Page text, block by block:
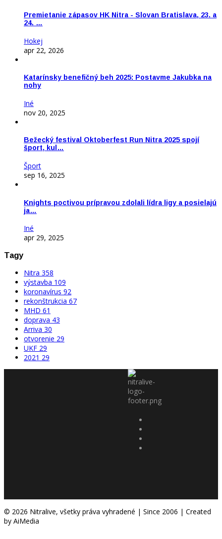
Premietanie zápasov HK Nitra - Slovan Bratislava, 23. a
24. …
Hokej
apr 22, 2026
Katarínsky benefičný beh 2025: Postavme Jakubka na
nohy
Iné
nov 20, 2025
Bežecký festival Oktoberfest Run Nitra 2025 spojí
šport, kul…
Šport
sep 16, 2025
Knights poctivou prípravou zdolali lídra ligy a posielajú
ja…
Iné
apr 29, 2025
Tagy
Nitra 358
výstavba 109
koronavírus 92
rekonštrukcia 67
MHD 61
doprava 43
Arriva 30
otvorenie 29
UKF 29
2021 29
© 2026 Nitralive, všetky práva vyhradené | Since 2006 | Created
by AiMedia